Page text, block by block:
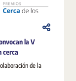
la V
cerca
de la